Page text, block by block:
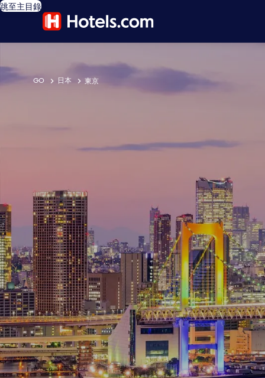
跳至主目錄
GO 日本 東京